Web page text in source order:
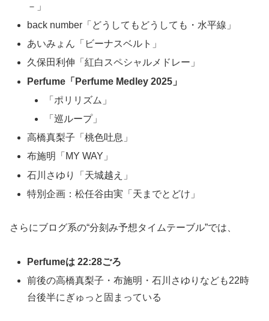
－」
back number「どうしてもどうしても・水平線」
あいみょん「ビーナスベルト」
久保田利伸「紅白スペシャルメドレー」
Perfume「Perfume Medley 2025」
「ポリリズム」
「巡ループ」
高橋真梨子「桃色吐息」
布施明「MY WAY」
石川さゆり「天城越え」
特別企画：松任谷由実「天までとどけ」
さらにブログ系の“分刻み予想タイムテーブル”では、
Perfumeは 22:28ごろ
前後の高橋真梨子・布施明・石川さゆりなども22時
台後半にぎゅっと固まっている